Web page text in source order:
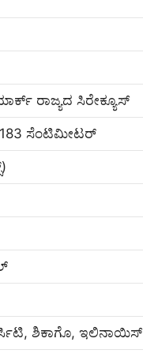
ರಾಜ್ಯದ ಸಿರೇಕ್ಯೂಸ್
ಸೆಂಟಿಮೀಟರ್
ಶಿಕಾಗೊ, ಇಲಿನಾಯಿಸ್